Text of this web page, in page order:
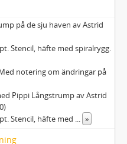
Utställningsprogram
(universitets- och högskoleuppsatser)
(av andra skribenter)
tryck m.m.
på de sju haven av Astrid
Stencil, häfte med spiralrygg.
notering om ändringar på
Pippi Långstrump av Astrid
Stencil, häfte med ... »